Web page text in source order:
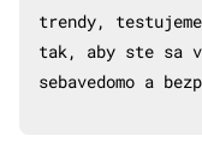
trendy,
tak, aby ste sa
sebavedomo a